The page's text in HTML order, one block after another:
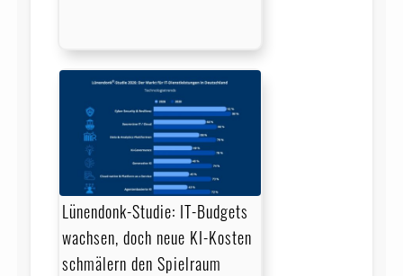
Lünendonk-Studie: IT-Budgets
wachsen, doch neue KI-Kosten
schmälern den Spielraum